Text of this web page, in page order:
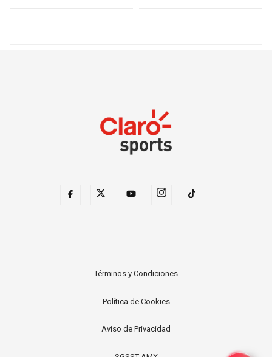
Términos y Condiciones
Política de Cookies
Aviso de Privacidad